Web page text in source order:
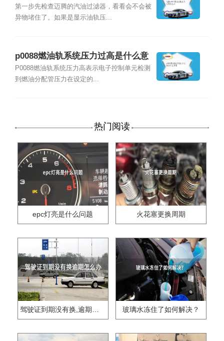
第一步先检查迈腾的汽油过滤器，看看会不会被
异物堵住了。如果是显示油轨压...
p0088燃油轨系统压力过高是什么意
思
P0088燃油轨系统压力高表示电子控制单元检测
到燃油分配管压力在设定的...
热门阅读
epc灯亮是什么问题 火花塞更换周期
驾驶证到期没有换,逾期怎么办?? 玻璃水冻住了如何解决？